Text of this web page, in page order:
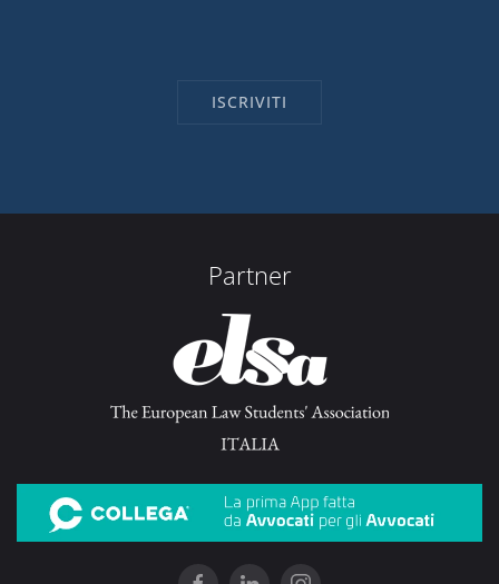
Partner